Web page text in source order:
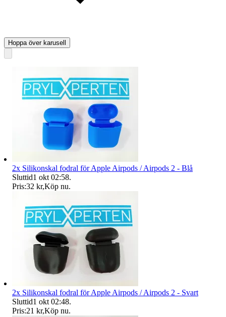
Hoppa över karusell
2x Silikonskal fodral för Apple Airpods / Airpods 2 - Blå
Sluttid1 okt 02:58.
Pris:32 kr,Köp nu.
2x Silikonskal fodral för Apple Airpods / Airpods 2 - Svart
Sluttid1 okt 02:48.
Pris:21 kr,Köp nu.